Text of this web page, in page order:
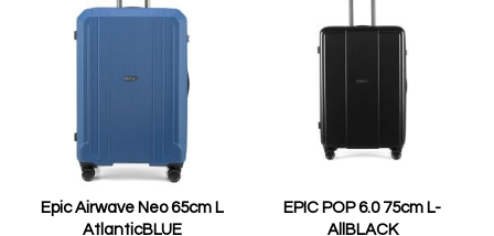
Epic Airwave Neo 65cm L
AtlanticBLUE
EPIC POP 6.0 75cm L-
AllBLACK